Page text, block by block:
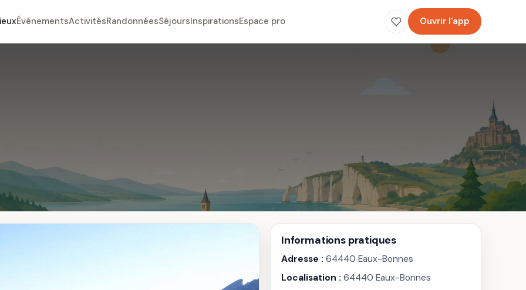
ÉvénementsActivitésRandonnéesSéjoursInspirationsEspace pro Ouvrir l'app
Informations pratiques
Adresse : 64440 Eaux-Bonnes
Localisation : 64440 Eaux-Bonnes